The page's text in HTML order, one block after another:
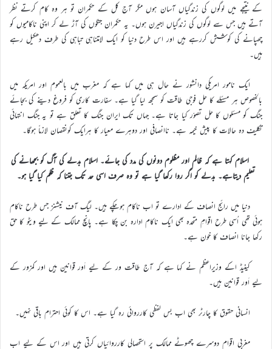
کے نتیجے میں لوگوں کی زندگیاں آسان ہوں مگر آج کل کے حکمران تو ہر وہ کام کرتے نظر
آتے ہیں جس سے لوگوں کی زندگیاں اجیرن ہوں۔ یہ حکمران جنگوں کی آڑ لے کر اپنی ناکامیوں کو
چھپانے کی کوشش کررہے ہیں اور اس طرح دنیا کو ایک لامتناہی تباہی کی طرف دھکیل رہے
ہیں۔
ایک نامور امریکی دانشور نے حال ہی میں کہا ہے کہ مغرب میں بالعموم اور امریکہ میں
بالخصوص ہر مسئلے کا حل فوجی طاقت کو سمجھ لیا گیا ہے۔ سفارت کاری کو فروغ دینے کی بجائے
جنگ کو مسئلوں کا حل تصوّر کیا جاتا ہے۔ جہاں تک ایران جنگ کا تعلق ہے تو یہ جنگ انتہائی
تکلیف دہ حالات کا پیش خیمہ ہے۔ ناانصافی اور دوہرے معیار کا ہرایک کونقصان لازماً ہوگا۔
اسلام کہتا ہے کہ ظالم اور مظلوم دونوں کی مدد کی جائے۔ اسلام بدلے کی آگ کو بجھانے کی
تعلیم دیتاہے۔ بدلے کو اگر روا رکھا گیا ہے تو وہ صرف اسی حد تک جتنا کہ ظلم کیا گیا ہو۔
دنیا میں رائج انصاف کے ادارے تو اب ناکام ہوچکے ہیں۔ لیگ آف نیشنز جس طرح ناکام
ہوئی تھی اُسی طرح اقوامِ متحدہ بھی ایک ناکام ادارہ بن چکا ہے۔ پانچ ممالک کے لیے ویٹو کا حق
رکھا جانا انصاف کا خون ہے۔
کینیڈ اکے وزیراعظم نے کہا ہے کہ آج طاقت ور کے لیے اَور قوانین ہیں اور کمزور کے
لیے اَور قوانین ہیں۔
انسانی حقوق کا چارٹر بھی اب بس لفظی کارروائی رہ گیا ہے۔ اس کا کوئی احترام باقی نہیں۔
مغربی اقوام دوسرے چھوٹے ممالک پر استحصالی کارروائیاں کرتی ہیں اور اس کے لیے اب